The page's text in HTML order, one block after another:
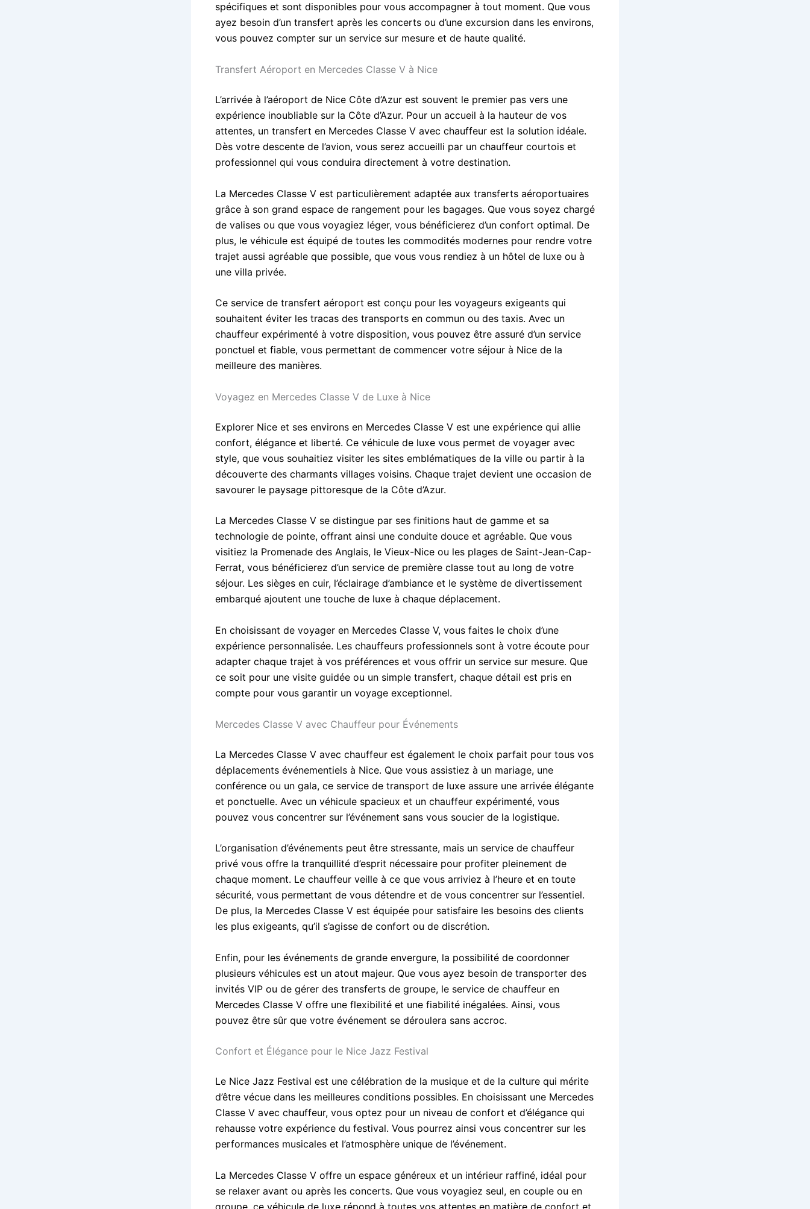
spécifiques et sont disponibles pour vous accompagner à tout moment. Que vous
ayez besoin d’un transfert après les concerts ou d’une excursion dans les environs,
vous pouvez compter sur un service sur mesure et de haute qualité.
Transfert Aéroport en Mercedes Classe V à Nice
L’arrivée à l’aéroport de Nice Côte d’Azur est souvent le premier pas vers une
expérience inoubliable sur la Côte d’Azur. Pour un accueil à la hauteur de vos
attentes, un transfert en Mercedes Classe V avec chauffeur est la solution idéale.
Dès votre descente de l’avion, vous serez accueilli par un chauffeur courtois et
professionnel qui vous conduira directement à votre destination.
La Mercedes Classe V est particulièrement adaptée aux transferts aéroportuaires
grâce à son grand espace de rangement pour les bagages. Que vous soyez chargé
de valises ou que vous voyagiez léger, vous bénéficierez d’un confort optimal. De
plus, le véhicule est équipé de toutes les commodités modernes pour rendre votre
trajet aussi agréable que possible, que vous vous rendiez à un hôtel de luxe ou à
une villa privée.
Ce service de transfert aéroport est conçu pour les voyageurs exigeants qui
souhaitent éviter les tracas des transports en commun ou des taxis. Avec un
chauffeur expérimenté à votre disposition, vous pouvez être assuré d’un service
ponctuel et fiable, vous permettant de commencer votre séjour à Nice de la
meilleure des manières.
Voyagez en Mercedes Classe V de Luxe à Nice
Explorer Nice et ses environs en Mercedes Classe V est une expérience qui allie
confort, élégance et liberté. Ce véhicule de luxe vous permet de voyager avec
style, que vous souhaitiez visiter les sites emblématiques de la ville ou partir à la
découverte des charmants villages voisins. Chaque trajet devient une occasion de
savourer le paysage pittoresque de la Côte d’Azur.
La Mercedes Classe V se distingue par ses finitions haut de gamme et sa
technologie de pointe, offrant ainsi une conduite douce et agréable. Que vous
visitiez la Promenade des Anglais, le Vieux-Nice ou les plages de Saint-Jean-Cap-
Ferrat, vous bénéficierez d’un service de première classe tout au long de votre
séjour. Les sièges en cuir, l’éclairage d’ambiance et le système de divertissement
embarqué ajoutent une touche de luxe à chaque déplacement.
En choisissant de voyager en Mercedes Classe V, vous faites le choix d’une
expérience personnalisée. Les chauffeurs professionnels sont à votre écoute pour
adapter chaque trajet à vos préférences et vous offrir un service sur mesure. Que
ce soit pour une visite guidée ou un simple transfert, chaque détail est pris en
compte pour vous garantir un voyage exceptionnel.
Mercedes Classe V avec Chauffeur pour Événements
La Mercedes Classe V avec chauffeur est également le choix parfait pour tous vos
déplacements événementiels à Nice. Que vous assistiez à un mariage, une
conférence ou un gala, ce service de transport de luxe assure une arrivée élégante
et ponctuelle. Avec un véhicule spacieux et un chauffeur expérimenté, vous
pouvez vous concentrer sur l’événement sans vous soucier de la logistique.
L’organisation d’événements peut être stressante, mais un service de chauffeur
privé vous offre la tranquillité d’esprit nécessaire pour profiter pleinement de
chaque moment. Le chauffeur veille à ce que vous arriviez à l’heure et en toute
sécurité, vous permettant de vous détendre et de vous concentrer sur l’essentiel.
De plus, la Mercedes Classe V est équipée pour satisfaire les besoins des clients
les plus exigeants, qu’il s’agisse de confort ou de discrétion.
Enfin, pour les événements de grande envergure, la possibilité de coordonner
plusieurs véhicules est un atout majeur. Que vous ayez besoin de transporter des
invités VIP ou de gérer des transferts de groupe, le service de chauffeur en
Mercedes Classe V offre une flexibilité et une fiabilité inégalées. Ainsi, vous
pouvez être sûr que votre événement se déroulera sans accroc.
Confort et Élégance pour le Nice Jazz Festival
Le Nice Jazz Festival est une célébration de la musique et de la culture qui mérite
d’être vécue dans les meilleures conditions possibles. En choisissant une Mercedes
Classe V avec chauffeur, vous optez pour un niveau de confort et d’élégance qui
rehausse votre expérience du festival. Vous pourrez ainsi vous concentrer sur les
performances musicales et l’atmosphère unique de l’événement.
La Mercedes Classe V offre un espace généreux et un intérieur raffiné, idéal pour
se relaxer avant ou après les concerts. Que vous voyagiez seul, en couple ou en
groupe, ce véhicule de luxe répond à toutes vos attentes en matière de confort et